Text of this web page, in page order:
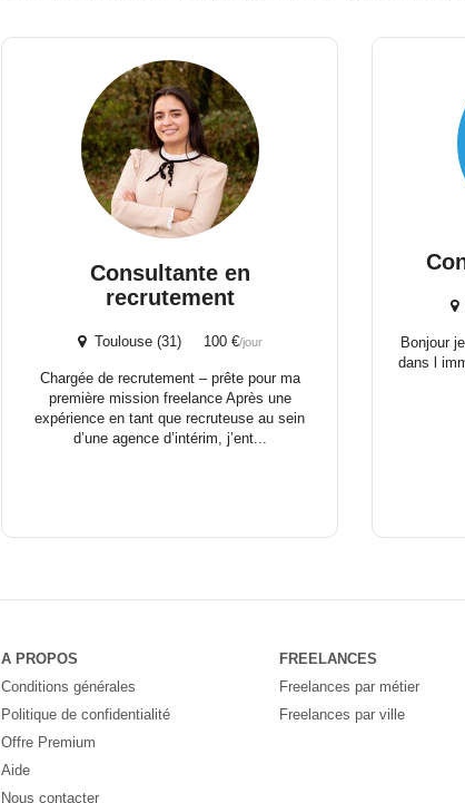
Consultante en
recrutement
Toulouse (31) 100 €/jour
Chargée de recrutement – prête pour ma
première mission freelance Après une
expérience en tant que recruteuse au sein
d’une agence d’intérim, j’ent...
Bonjour
dans l
A PROPOS
Conditions générales
Politique de confidentialité
Offre Premium
Aide
Nous contacter
FREELANCES
Freelances par métier
Freelances par ville